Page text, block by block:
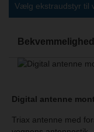
Vælg ekstraudstyr til
Bekvemmelighed
Digital antenne
Triax antenne med